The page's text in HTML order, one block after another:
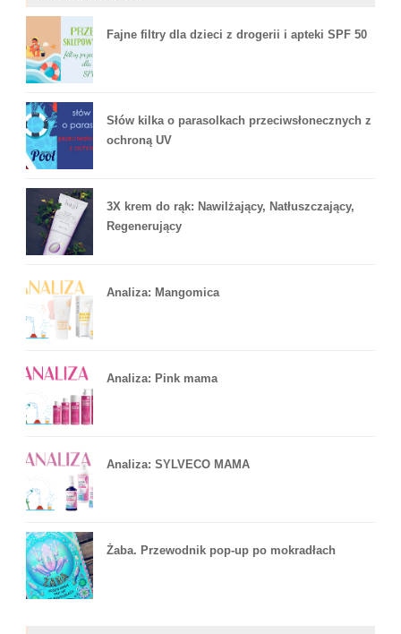
Fajne filtry dla dzieci z drogerii i apteki SPF 50
Słów kilka o parasolkach przeciwsłonecznych z
ochroną UV
3X krem do rąk: Nawilżający, Natłuszczający,
Regenerujący
Analiza: Mangomica
Analiza: Pink mama
Analiza: SYLVECO MAMA
Żaba. Przewodnik pop-up po mokradłach